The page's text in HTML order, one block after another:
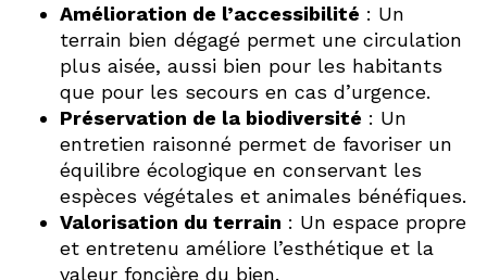
Amélioration de l’accessibilité : Un
terrain bien dégagé permet une circulation
plus aisée, aussi bien pour les habitants
que pour les secours en cas d’urgence.
Préservation de la biodiversité : Un
entretien raisonné permet de favoriser un
équilibre écologique en conservant les
espèces végétales et animales bénéfiques.
Valorisation du terrain : Un espace propre
et entretenu améliore l’esthétique et la
valeur foncière du bien.